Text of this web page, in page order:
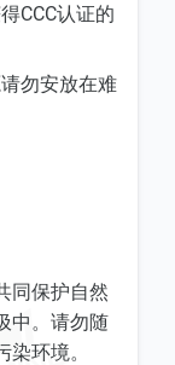
CCC认证的
勿安放在难
同保护自然
中。请勿随
环境。